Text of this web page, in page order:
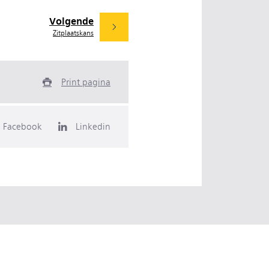
Volgende
Zitplaatskans
Print pagina
Facebook Linkedin